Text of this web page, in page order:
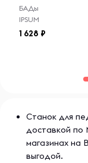
БАДы
IPSUM
1 628
Станок для
доставкой по
магазинах на
выгодой.